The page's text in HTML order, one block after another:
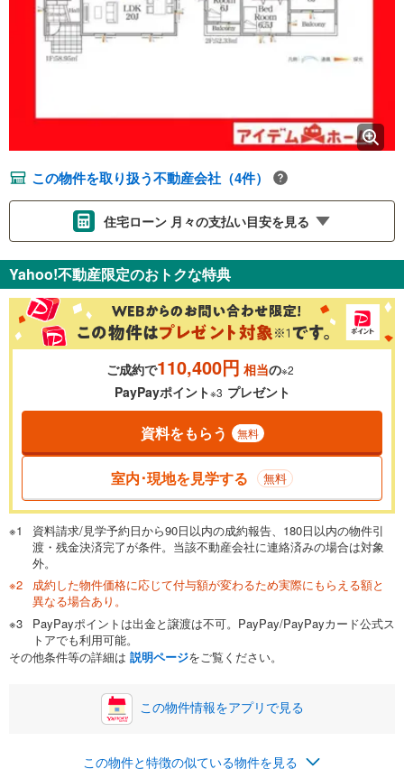
この物件を取り扱う不動産会社（4件）
住宅ローン 月々の支払い目安を見る
金利 ％
0.01%
一般的には最長35年まで借り入れ可能です。多くの金融機関
が完済時の年齢は80歳までを条件としています。
閉じる
頭金 万円
0万円 3,680万円
自己資金から住宅購入にかけられる金額を入力してくださ
い。一般的には物件価格の2割までが目安です。
閉じる
ボーナス
万円
0円
ナス時の増額分（1回分）を入力してください。
Yahoo!不動産限定のおトクな特典
ご成約で110,400円 相当の※2
PayPayポイント※3 プレゼント
資料をもらう 無料
室内･現地を見学する 無料
資料請求/見学予約日から90日以内の成約報告、180日以内の物件引
渡・残金決済完了が条件。当該不動産会社に連絡済みの場合は対象
外。
成約した物件価格に応じて付与額が変わるため実際にもらえる額と
異なる場合あり。
PayPayポイントは出金と譲渡は不可。PayPay/PayPayカード公式ス
トアでも利用可能。
その他条件等の詳細は 説明ページをご覧ください。
この物件情報をアプリで見る
この物件と特徴の似ている物件を見る